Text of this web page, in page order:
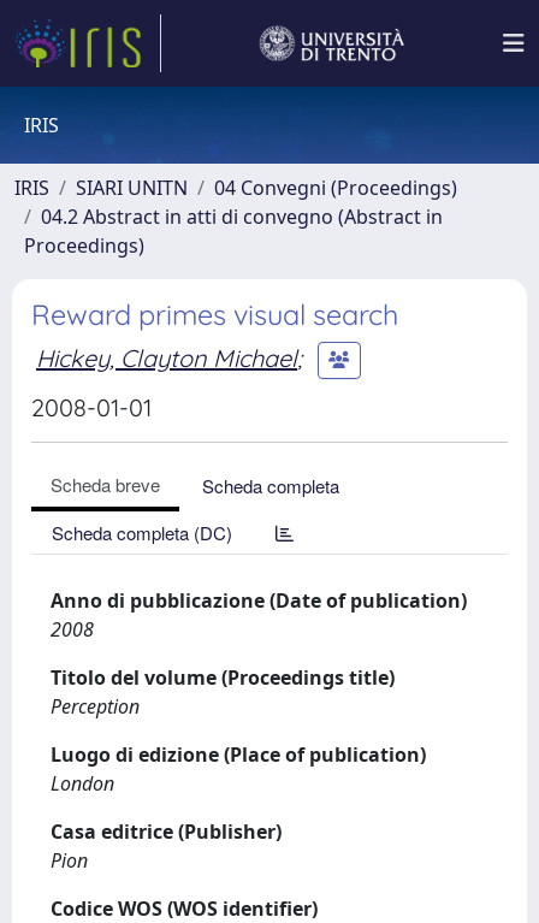
IRIS
IRIS SIARI UNITN
04 Convegni (Proceedings)
04.2 Abstract in atti di convegno (Abstract in
Proceedings)
Reward primes visual search
Hickey, Clayton Michael;
2008-01-01
Scheda breve
Scheda completa
Scheda completa (DC)
Anno di pubblicazione (Date of publication)
2008
Titolo del volume (Proceedings title)
Perception
Luogo di edizione (Place of publication)
London
Casa editrice (Publisher)
Pion
Codice WOS (WOS identifier)